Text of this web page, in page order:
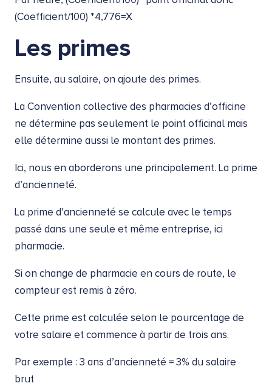
(Coefficient/100) *4,776=X
Les primes
Ensuite, au salaire, on ajoute des primes.
La Convention collective des pharmacies d’officine
ne détermine pas seulement le point officinal mais
elle détermine aussi le montant des primes.
Ici, nous en aborderons une principalement. La prime
d’ancienneté.
La prime d’ancienneté se calcule avec le temps
passé dans une seule et même entreprise, ici
pharmacie.
Si on change de pharmacie en cours de route, le
compteur est remis à zéro.
Cette prime est calculée selon le pourcentage de
votre salaire et commence à partir de trois ans.
Par exemple : 3 ans d’ancienneté = 3% du salaire
brut